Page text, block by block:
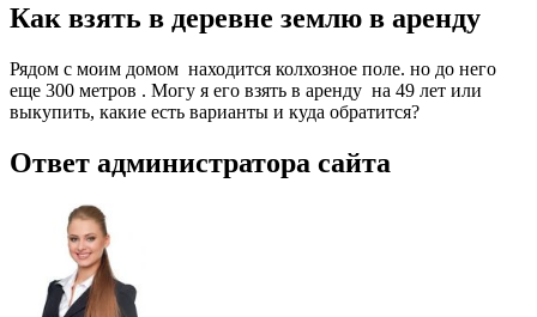
Как взять в деревне землю в аренду
Рядом с моим домом находится колхозное поле. но до него
еще 300 метров . Могу я его взять в аренду на 49 лет или
выкупить, какие есть варианты и куда обратится?
Ответ администратора сайта